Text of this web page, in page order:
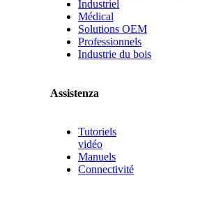
Industriel
Médical
Solutions OEM
Professionnels
Industrie du bois
Assistenza
Tutoriels
vidéo
Manuels
Connectivité